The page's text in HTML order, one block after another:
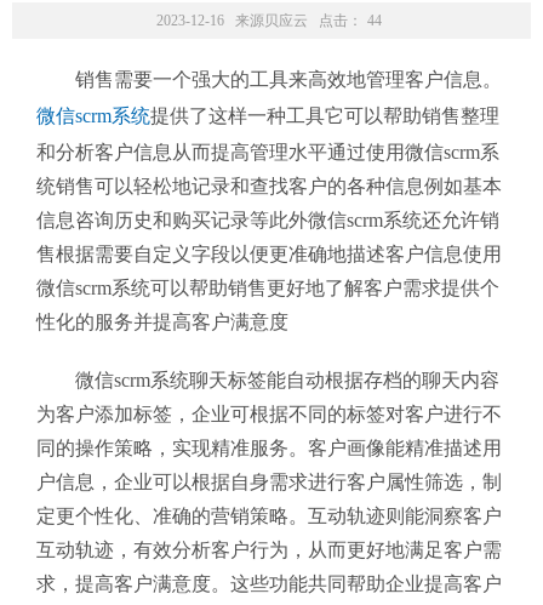
2023-12-16 来源 贝应云 点击： 44
销售需要一个强大的工具来高效地管理客户信息。
微信scrm系统提供了这样一种工具它可以帮助销售整理
和分析客户信息从而提高管理水平通过使用微信scrm系
统销售可以轻松地记录和查找客户的各种信息例如基本
信息咨询历史和购买记录等此外微信scrm系统还允许销
售根据需要自定义字段以便更准确地描述客户信息使用
微信scrm系统可以帮助销售更好地了解客户需求提供个
性化的服务并提高客户满意度
微信scrm系统聊天标签能自动根据存档的聊天内容
为客户添加标签，企业可根据不同的标签对客户进行不
同的操作策略，实现精准服务。客户画像能精准描述用
户信息，企业可以根据自身需求进行客户属性筛选，制
定更个性化、准确的营销策略。互动轨迹则能洞察客户
互动轨迹，有效分析客户行为，从而更好地满足客户需
求，提高客户满意度。这些功能共同帮助企业提高客户